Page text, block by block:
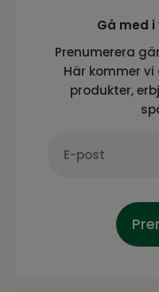
Gå med
Prenumerera
Här kommer
produkter,